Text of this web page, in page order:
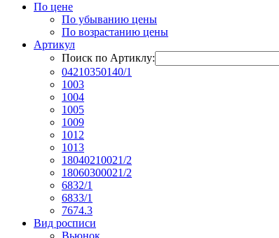
По цене
По убыванию цены
По возрастанию цены
Артикул
Поиск по Артиклу:
04210350140/1
1003
1004
1005
1009
1012
1013
18040210021/2
18060300021/2
6832/1
6833/1
7674.3
Вид росписи